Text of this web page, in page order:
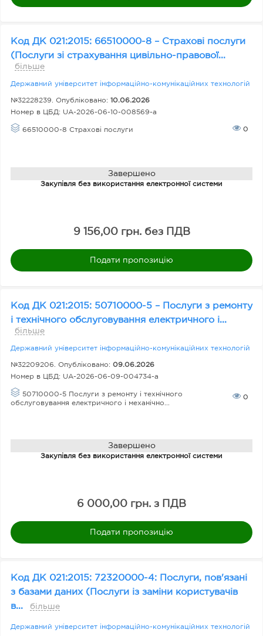
Код ДК 021:2015: 66510000-8 – Страхові послуги
(Послуги зі страхування цивільно-правової...
більше
Державний університет інформаційно-комунікаційних технологій
№32228239. Опубліковано: 10.06.2026
Номер в ЦБД: UA-2026-06-10-008569-a
66510000-8 Страхові послуги 0
Завершено
Закупівля без використання електронної системи
9 156,00 грн. без ПДВ
Подати пропозицію
Код ДК 021:2015: 50710000-5 – Послуги з ремонту
і технічного обслуговування електричного і...
більше
Державний університет інформаційно-комунікаційних технологій
№32209206. Опубліковано: 09.06.2026
Номер в ЦБД: UA-2026-06-09-004734-a
50710000-5 Послуги з ремонту і технічного
обслуговування електричного і механічно...
0
Завершено
Закупівля без використання електронної системи
6 000,00 грн. з ПДВ
Подати пропозицію
Код ДК 021:2015: 72320000-4: Послуги, пов'язані
з базами даних (Послуги із заміни користувачів
в...
більше
Державний університет інформаційно-комунікаційних технологій